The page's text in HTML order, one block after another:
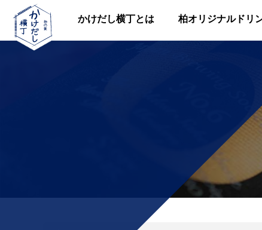
かけだし横丁とは 柏オリジナルドリ